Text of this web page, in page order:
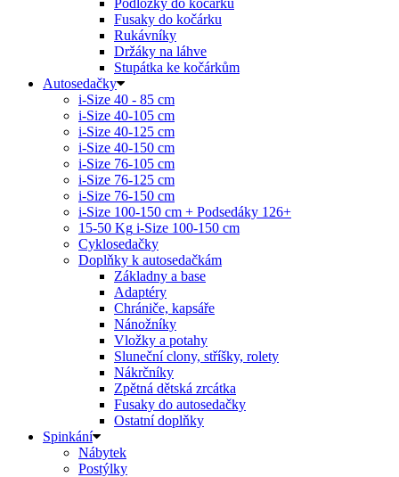
Fusaky do kočárku
Rukávníky
Držáky na láhve
Stupátka ke kočárkům
Autosedačky
i-Size 40 - 85 cm
i-Size 40-105 cm
i-Size 40-125 cm
i-Size 40-150 cm
i-Size 76-105 cm
i-Size 76-125 cm
i-Size 76-150 cm
i-Size 100-150 cm + Podsedáky 126+
15-50 Kg i-Size 100-150 cm
Cyklosedačky
Doplňky k autosedačkám
Základny a base
Adaptéry
Chrániče, kapsáře
Nánožníky
Vložky a potahy
Sluneční clony, stříšky, rolety
Nákrčníky
Zpětná dětská zrcátka
Fusaky do autosedačky
Ostatní doplňky
Spinkání
Nábytek
Postýlky